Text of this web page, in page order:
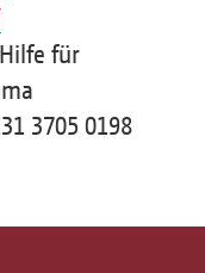
für
3705 0198